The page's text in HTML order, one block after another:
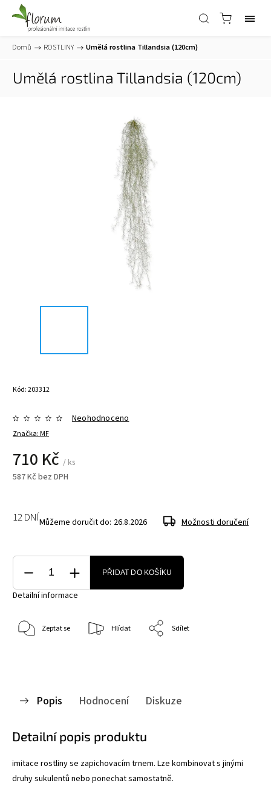
Domů / ROSTLINY / Umělá rostlina Tillandsia (120cm)
Umělá rostlina Tillandsia (120cm)
Kód:203312
Značka:MF
Neohodnoceno
710 Kč / ks
587 Kč bez DPH
12 DNÍMůžeme doručit do: 26.8.2026 Možnosti doručení
PŘIDAT DO KOŠÍKU
Detailní informace
Zeptat se Hlídat Sdílet
Popis Hodnocení Diskuze
Detailní popis produktu
imitace rostliny se zapichovacím trnem. Lze kombinovat s jinými
druhy sukulentů nebo ponechat samostatně.